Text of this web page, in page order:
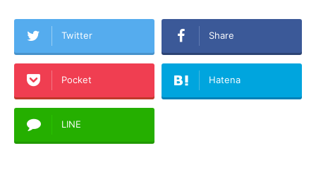
Twitter Share
Pocket Hatena
LINE